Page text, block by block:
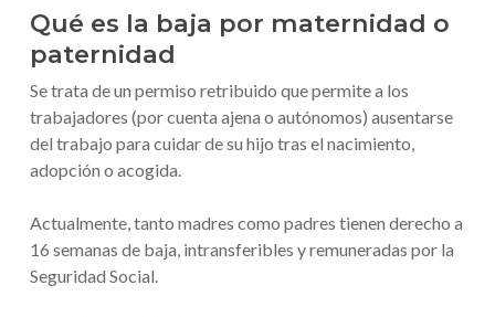
Qué es la baja por maternidad o
paternidad
Se trata de un permiso retribuido que permite a los
trabajadores (por cuenta ajena o autónomos) ausentarse
del trabajo para cuidar de su hijo tras el nacimiento,
adopción o acogida.
Actualmente, tanto madres como padres tienen derecho a
16 semanas de baja, intransferibles y remuneradas por la
Seguridad Social.